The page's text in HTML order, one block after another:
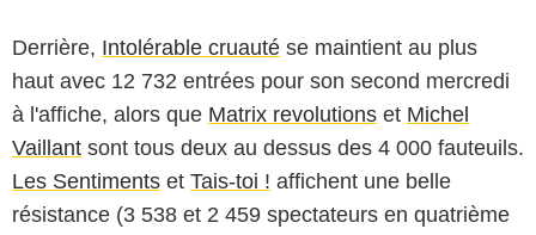
Derrière, Intolérable cruauté se maintient au plus
haut avec 12 732 entrées pour son second mercredi
à l'affiche, alors que Matrix revolutions et Michel
Vaillant sont tous deux au dessus des 4 000 fauteuils.
Les Sentiments et Tais-toi ! affichent une belle
résistance (3 538 et 2 459 spectateurs en quatrième